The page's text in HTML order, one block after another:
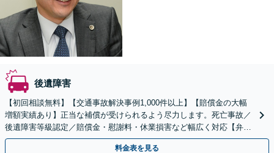
後遺障害
【初回相談無料】【交通事故解決事例1,000件以上】【賠償金の大幅
増額実績あり】正当な補償が受けられるよう尽力します。死亡事故／
後遺障害等級認定／賠償金・慰謝料・休業損害など幅広く対応【弁護
士費用特約利用可】【久屋大通駅3分】
料金表を見る